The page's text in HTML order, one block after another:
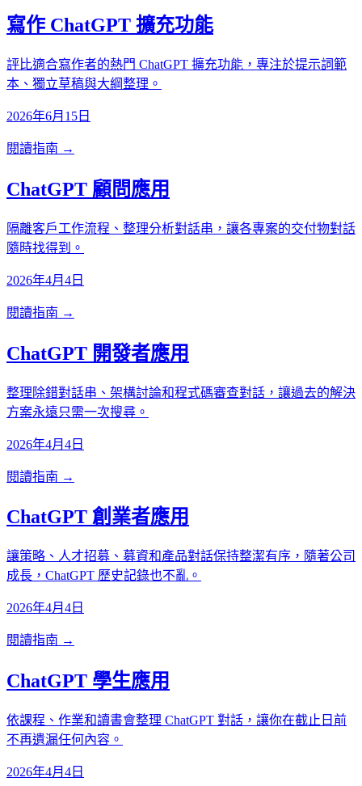
寫作 ChatGPT 擴充功能
評比適合寫作者的熱門 ChatGPT 擴充功能，專注於提示詞範
本、獨立草稿與大綱整理。
2026年6月15日
閱讀指南 →
ChatGPT 顧問應用
隔離客戶工作流程、整理分析對話串，讓各專案的交付物對話
隨時找得到。
2026年4月4日
閱讀指南 →
ChatGPT 開發者應用
整理除錯對話串、架構討論和程式碼審查對話，讓過去的解決
方案永遠只需一次搜尋。
2026年4月4日
閱讀指南 →
ChatGPT 創業者應用
讓策略、人才招募、募資和產品對話保持整潔有序，隨著公司
成長，ChatGPT 歷史記錄也不亂。
2026年4月4日
閱讀指南 →
ChatGPT 學生應用
依課程、作業和讀書會整理 ChatGPT 對話，讓你在截止日前
不再遺漏任何內容。
2026年4月4日